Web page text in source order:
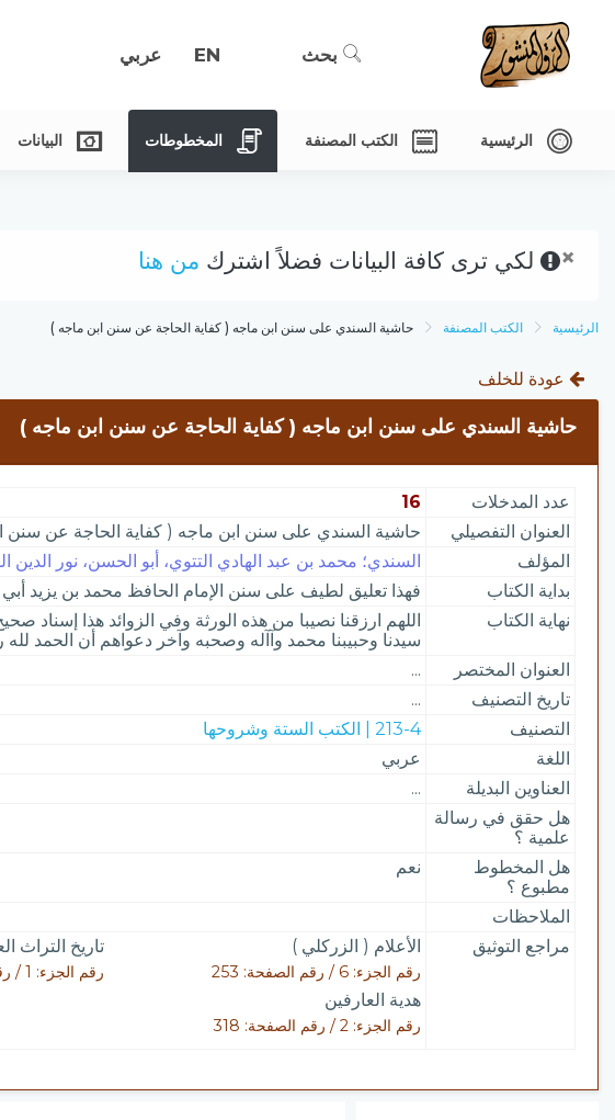
بحث EN عربي
الرئيسية الكتب المصنفة المخطوطات البيانات
× لكي ترى كافة البيانات فضلاً اشترك من هنا
الرئيسية الكتب المصنفة حاشية السندي على سنن ابن ماجه ( كفاية الحاجة عن سنن ابن ماجه )
عودة للخلف
حاشية السندي على سنن ابن ماجه ( كفاية الحاجة عن سنن ابن ماجه )
عدد المدخلات
16
العنوان التفصيلي
حاشية السندي على سنن ابن ماجه ( كفاية الحاجة عن سنن
المؤلف
السندي؛ محمد بن عبد الهادي التتوي، أبو الحسن، نور الدين
بداية الكتاب
فهذا تعليق لطيف على سنن الإمام الحافظ محمد بن يزيد أبي
نهاية الكتاب
اللهم ارزقنا نصيبا من هذه الورثة وفي الزوائد هذا إسناد
سيدنا وحبيبنا محمد وآآله وصحبه وآخر دعواهم أن الحمد لله
العنوان المختصر
...
تاريخ التصنيف
...
التصنيف
213-4 | الكتب الستة وشروحها
اللغة
عربي
العناوين البديلة
...
هل حقق في رسالة
علمية ؟
هل المخطوط
مطبوع ؟
نعم
الملاحظات
مراجع التوثيق
الأعلام ( الزركلي )
رقم الجزء: 6 / رقم الصفحة: 253
تاريخ التراث
رقم الجزء: 1 / رقم الصفحة: 287
هدية العارفين
رقم الجزء: 2 / رقم الصفحة: 318